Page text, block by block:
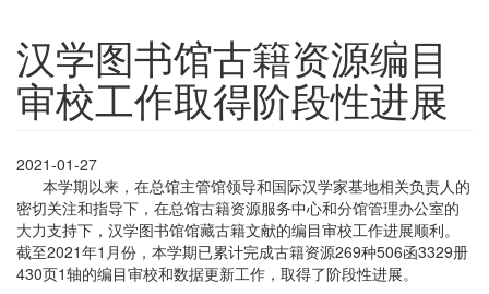
汉学图书馆古籍资源编目
审校工作取得阶段性进展
2021-01-27
本学期以来，在总馆主管馆领导和国际汉学家基地相关负责人的
密切关注和指导下，在总馆古籍资源服务中心和分馆管理办公室的
大力支持下，汉学图书馆馆藏古籍文献的编目审校工作进展顺利。
截至2021年1月份，本学期已累计完成古籍资源269种506函3329册
430页1轴的编目审校和数据更新工作，取得了阶段性进展。